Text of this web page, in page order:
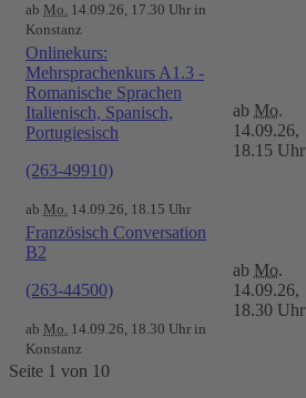
ab Mo. 14.09.26, 17.30 Uhr in
Konstanz
Onlinekurs:
Mehrsprachenkurs A1.3 -
Romanische Sprachen
Italienisch, Spanisch,
Portugiesisch
(263-49910)
ab Mo. 14.09.26, 18.15 Uhr
ab Mo.
14.09.26,
18.15 Uhr
Französisch Conversation
B2
(263-44500)
ab Mo. 14.09.26, 18.30 Uhr in
Konstanz
ab Mo.
14.09.26,
18.30 Uhr
Seite 1 von 10